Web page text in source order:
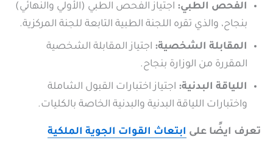
الفحص الطبي: اجتياز الفحص الطبي (الأولي والنهائي)
بنجاح، والذي تقره اللجنة الطبية التابعة للجنة المركزية.
المقابلة الشخصية: اجتياز المقابلة الشخصية
المقررة من الوزارة بنجاح.
اللياقة البدنية: اجتياز اختبارات القبول الشاملة
واختبارات اللياقة البدنية والبدنية الخاصة بالكليات.
تعرف ايضًا على ابتعاث القوات الجوية الملكية